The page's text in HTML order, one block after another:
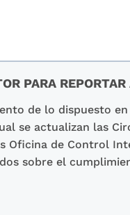
PARA
de lo dispuesto
se actualizan las
Oficina de Control
sobre el